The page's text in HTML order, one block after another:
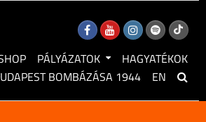
PÁLYÁZATOK
HAGYATÉKOK
BOMBÁZÁSA 1944 EN